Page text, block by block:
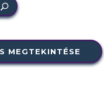
MEGTEKINTÉSE